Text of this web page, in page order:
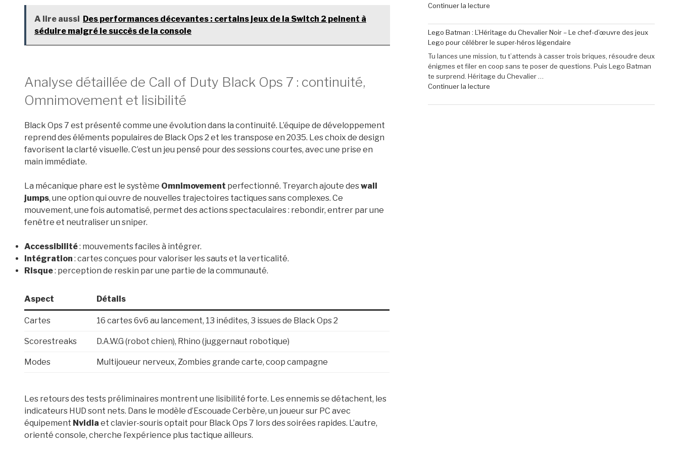
A lire aussi Des performances décevantes : certains jeux de la Switch 2 peinent à
séduire malgré le succès de la console
Analyse détaillée de Call of Duty Black Ops 7 : continuité,
Omnimovement et lisibilité
Black Ops 7 est présenté comme une évolution dans la continuité. L’équipe de développement
reprend des éléments populaires de Black Ops 2 et les transpose en 2035. Les choix de design
favorisent la clarté visuelle. C’est un jeu pensé pour des sessions courtes, avec une prise en
main immédiate.
La mécanique phare est le système Omnimovement perfectionné. Treyarch ajoute deswall
jumps, une option qui ouvre de nouvelles trajectoires tactiques sans complexes. Ce
mouvement, une fois automatisé, permet des actions spectaculaires : rebondir, entrer par une
fenêtre et neutraliser un sniper.
Accessibilité: mouvements faciles à intégrer.
Intégration : cartes conçues pour valoriser les sauts et la verticalité.
Risque: perception de reskin par une partie de la communauté.
Aspect Détails
Cartes 16 cartes 6v6 au lancement, 13 inédites, 3 issues de Black Ops 2
Scorestreaks D.A.W.G (robot chien), Rhino (juggernaut robotique)
Modes Multijoueur nerveux, Zombies grande carte, coop campagne
Les retours des tests préliminaires montrent une lisibilité forte. Les ennemis se détachent, les
indicateurs HUD sont nets. Dans le modèle d’Escouade Cerbère, un joueur sur PC avec
équipement Nvidia et clavier-souris optait pour Black Ops 7 lors des soirées rapides. L’autre,
orienté console, cherche l’expérience plus tactique ailleurs.
Pro
à
seulement
79,99
€
(-16% »
Continuer la lecturede
de
40
€
de
réduction
sur
le
casque
Lego Batman : L’Héritage du Chevalier Noir – Le chef-d’œuvre des jeux
Lego pour célébrer le super-héros légendaire
Tu lances une mission, tu t’attends à casser trois briques, résoudre deux
énigmes et filer en coop sans te poser de questions. Puis Lego Batman
te surprend. Héritage du Chevalier …
Continuer la lecturede
Batman